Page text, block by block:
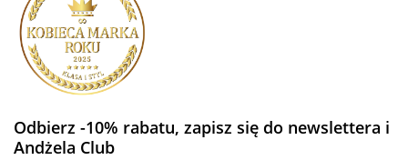
Odbierz -10% rabatu, zapisz się do newslettera i
Andżela Club